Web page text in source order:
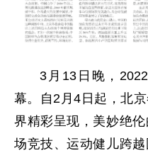
3月13日晚，
幕。自2月4日起，北
界精彩呈现，美妙绝
场竞技、运动健儿跨